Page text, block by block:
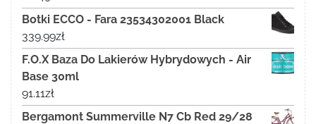
Botki ECCO - Fara 23534302001 Black
339.99zł
F.O.X Baza Do Lakierów Hybrydowych - Air
Base 30ml
91.11zł
Bergamont Summerville N7 Cb Red 29/28